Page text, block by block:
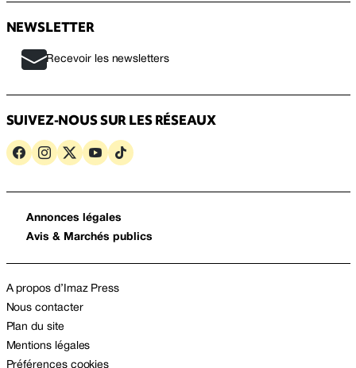
NEWSLETTER
Recevoir les newsletters
SUIVEZ-NOUS SUR LES RÉSEAUX
Annonces légales
Avis & Marchés publics
A propos d’Imaz Press
Nous contacter
Plan du site
Mentions légales
Préférences cookies